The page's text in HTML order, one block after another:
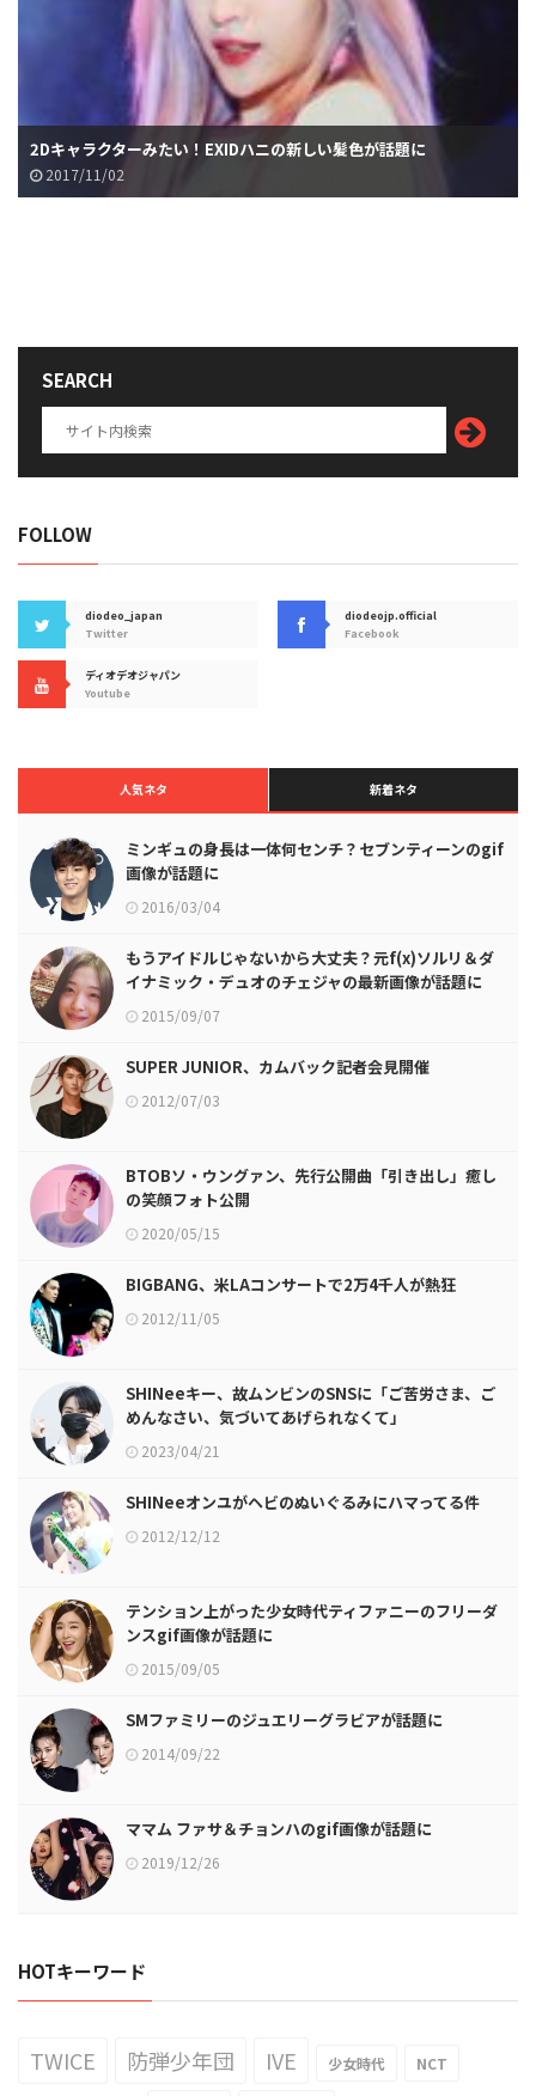
2Dキャラクターみたい！EXIDハニの新しい髪色が話題に
2017/11/02
SEARCH
FOLLOW
diodeo_japan
Twitter
diodeojp.official
Facebook
ディオデオジャパン
Youtube
人気ネタ 新着ネタ
ミンギュの身長は一体何センチ？セブンティーンのgif
画像が話題に
2016/03/04
もうアイドルじゃないから大丈夫？元f(x)ソルリ＆ダ
イナミック・デュオのチェジャの最新画像が話題に
2015/09/07
SUPER JUNIOR、カムバック記者会見開催
2012/07/03
BTOBソ・ウングァン、先行公開曲「引き出し」癒し
の笑顔フォト公開
2020/05/15
BIGBANG、米LAコンサートで2万4千人が熱狂
2012/11/05
SHINeeキー、故ムンビンのSNSに「ご苦労さま、ご
めんなさい、気づいてあげられなくて」
2023/04/21
SHINeeオンユがヘビのぬいぐるみにハマってる件
2012/12/12
テンション上がった少女時代ティファニーのフリーダ
ンスgif画像が話題に
2015/09/05
SMファミリーのジュエリーグラビアが話題に
2014/09/22
ママム ファサ＆チョンハのgif画像が話題に
2019/12/26
HOTキーワード
TWICE 防弾少年団 IVE 少女時代 NCT